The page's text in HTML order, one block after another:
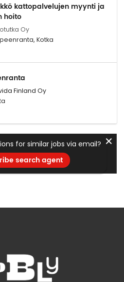
kattopalvelujen myynti ja
hoito
Oy
Kotka
Finland Oy
for similar jobs via email?
search agent
✕